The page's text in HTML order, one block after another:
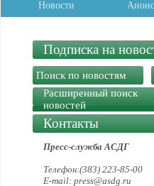
Новости
Подписка на
Расширенный поиск
новостей
Контакты
Пресс-служба АСДГ
Телефон:(383) 223-85-00
E-mail: press@asdg.ru